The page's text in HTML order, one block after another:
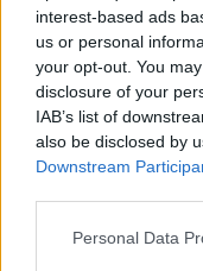
interest-based ads
us or personal
your opt-out. You
disclosure of your
IAB’s list of
also be disclosed by
Downstream
Personal Data